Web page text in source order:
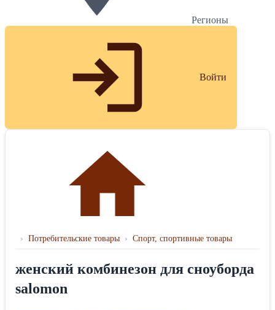
Регионы
Войти
› Потребительские товары › Спорт, спортивные товары
женский комбинезон для сноуборда
salomon